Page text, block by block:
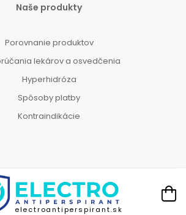
Naše produkty
Porovnanie produktov
lekárov a osvedčenia
Hyperhidróza
Spôsoby platby
Kontraindikácie
electroantiperspirant.sk